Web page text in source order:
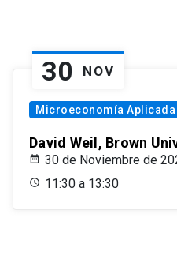
30 NOV
Microeconomía Aplicada
David Weil, Brown
30 de Noviembre de
11:30 a 13:30